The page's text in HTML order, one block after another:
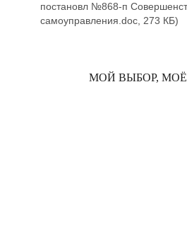
постановл №868-п
самоуправления.doc, 273 КБ)
МОЙ ВЫБОР,